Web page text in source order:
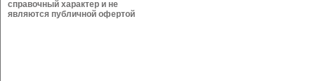
справочный характер и не
являются публичной офертой